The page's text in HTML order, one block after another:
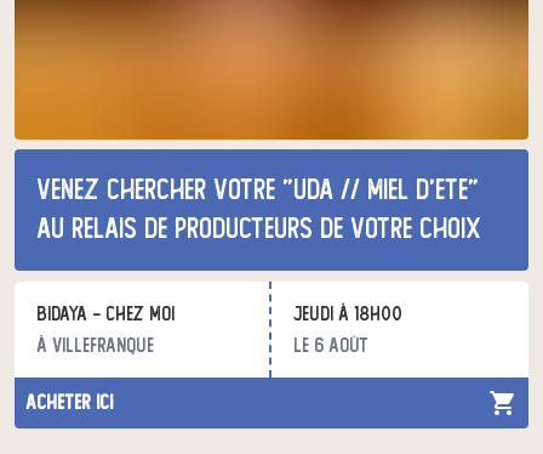
Venez chercher votre "uda // miel d’ete"
au relais de producteurs de votre choix
BIDAYA - chez moi
à Villefranque
jeudi à 18h00
le 6 août
acheter ici